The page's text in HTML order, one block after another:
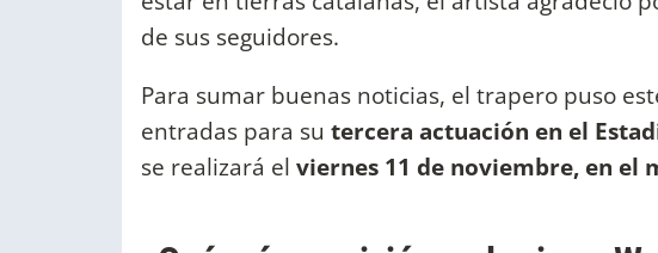
de sus seguidores.
Para sumar buenas noticias, el trapero puso
entradas para su tercera actuación en el
se realizará el viernes 11 de noviembre, en el